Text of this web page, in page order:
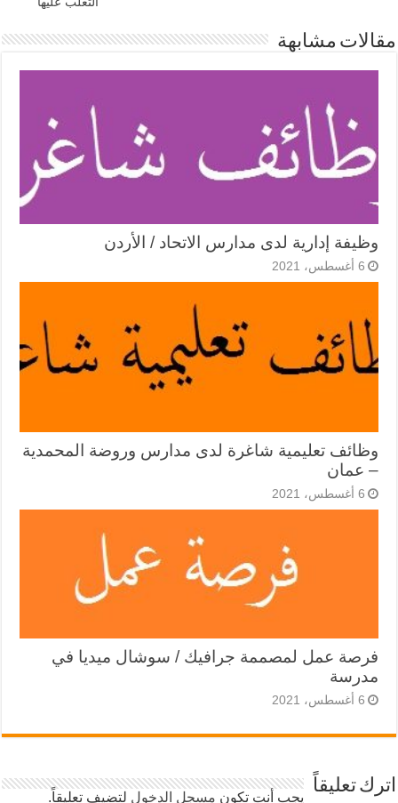
مقالات مشابهة
وظيفة إدارية لدى مدارس الاتحاد / الأردن
6 أغسطس، 2021
وظائف تعليمية شاغرة لدى مدارس وروضة المحمدية
– عمان
6 أغسطس، 2021
فرصة عمل لمصممة جرافيك / سوشال ميديا في
مدرسة
6 أغسطس، 2021
اترك تعليقاً
يجب أنت تكون مسجل الدخول لتضيف تعليقاً.